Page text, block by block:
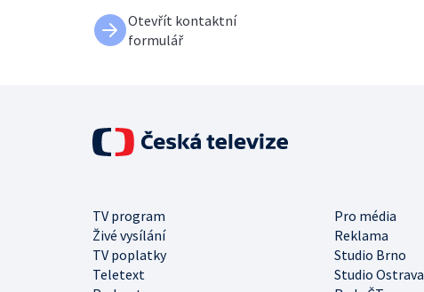
Otevřít kontaktní
formulář
TV program
Pro média
Živé vysílání
Reklama
TV poplatky
Studio Brno
Teletext
Studio Ostrava